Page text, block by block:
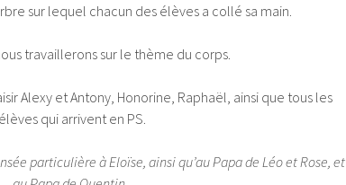
sur lequel chacun des élèves a collé sa main.
travaillerons sur le thème du corps.
Alexy et Antony, Honorine, Raphaël, ainsi que tous les
élèves qui arrivent en PS.
particulière à Eloïse, ainsi qu’au Papa de Léo et Rose, et